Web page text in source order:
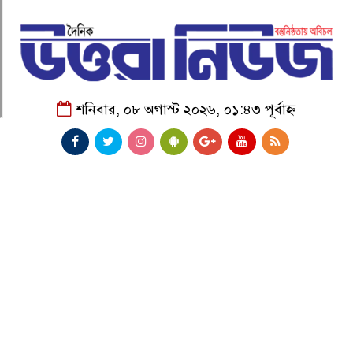
শনিবার, ০৮ অগাস্ট ২০২৬, ০১:৪৩ পূর্বাহ্ন